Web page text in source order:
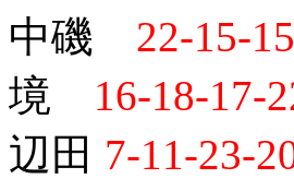
中磯 22-15-
境 16-18-17-
辺田 7-11-23-